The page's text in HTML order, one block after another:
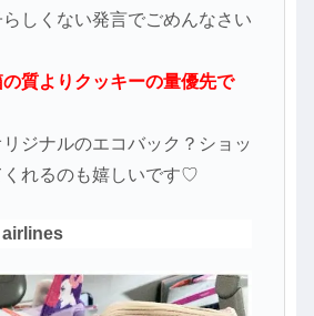
しくない発言でごめんなさい
質よりクッキーの量優先で
ジナルのエコバック？ショッ
くれるのも嬉しいです♡
airlines